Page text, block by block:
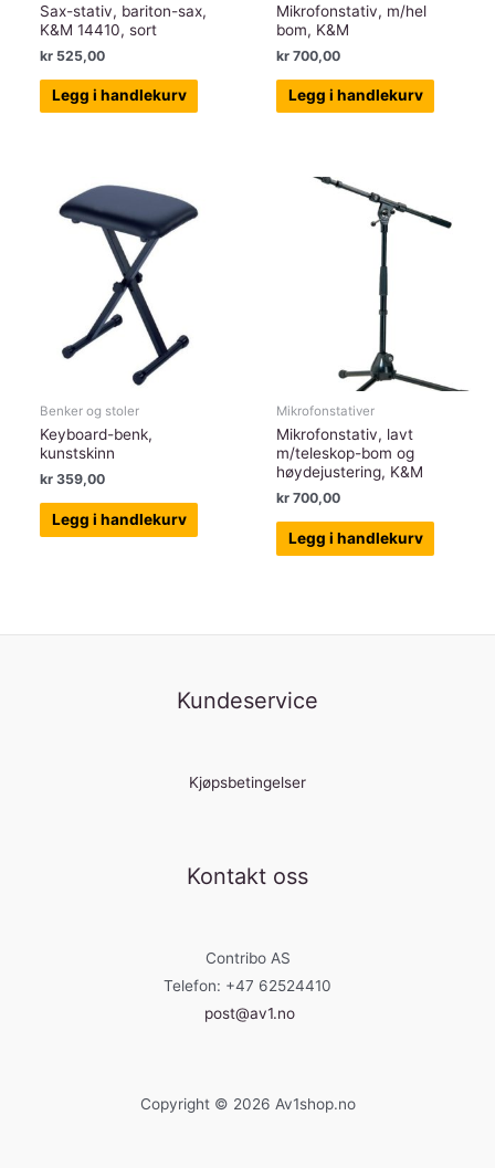
Sax-stativ, bariton-sax,
K&M 14410, sort
kr 525,00
Legg i handlekurv
Mikrofonstativ, m/hel
bom, K&M
kr 700,00
Legg i handlekurv
Benker og stoler
Keyboard-benk,
kunstskinn
kr 359,00
Legg i handlekurv
Mikrofonstativer
Mikrofonstativ, lavt
m/teleskop-bom og
høydejustering, K&M
kr 700,00
Legg i handlekurv
Kundeservice
Kjøpsbetingelser
Kontakt oss
Contribo AS
Telefon: +47 62524410
post@av1.no
Copyright © 2026 Av1shop.no